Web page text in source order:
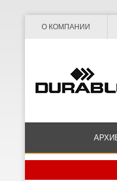
О КОМПАНИИ